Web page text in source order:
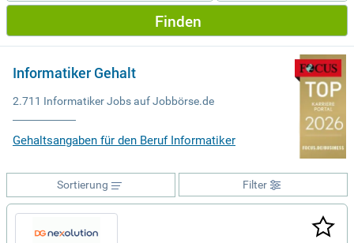
Finden
Informatiker Gehalt
2.711 Informatiker Jobs auf Jobbörse.de
Gehaltsangaben für den Beruf Informatiker
Filter
Sortierung